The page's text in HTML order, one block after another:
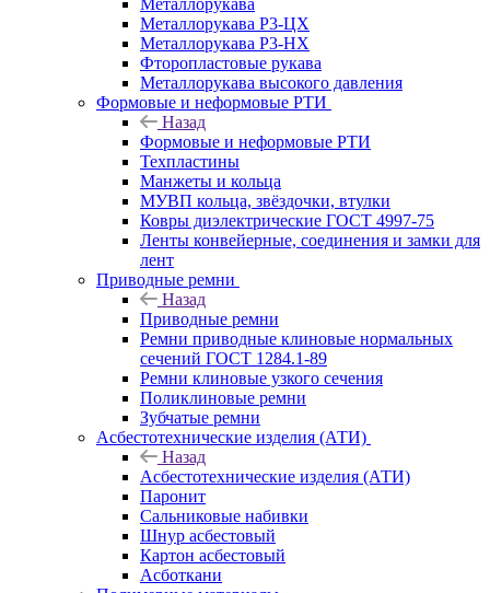
Металлорукава
Металлорукава Р3-ЦХ
Металлорукава Р3-НХ
Фторопластовые рукава
Металлорукава высокого давления
Формовые и неформовые РТИ
Назад
Формовые и неформовые РТИ
Техпластины
Манжеты и кольца
МУВП кольца, звёздочки, втулки
Ковры диэлектрические ГОСТ 4997-75
Ленты конвейерные, соединения и замки для
лент
Приводные ремни
Назад
Приводные ремни
Ремни приводные клиновые нормальных
сечений ГОСТ 1284.1-89
Ремни клиновые узкого сечения
Поликлиновые ремни
Зубчатые ремни
Асбестотехнические изделия (АТИ)
Назад
Асбестотехнические изделия (АТИ)
Паронит
Сальниковые набивки
Шнур асбестовый
Картон асбестовый
Асботкани